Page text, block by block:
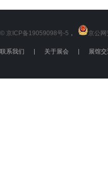
© 京ICP备19059098号-5 ， 京公
联系我们 关于展会 展馆交